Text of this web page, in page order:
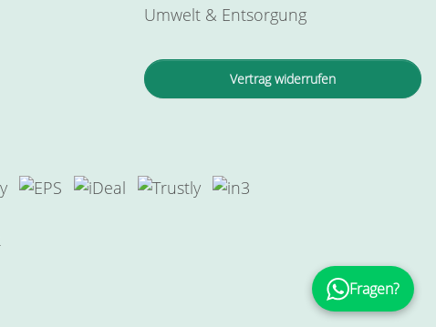
Umwelt & Entsorgung
Vertrag widerrufen
Fragen?